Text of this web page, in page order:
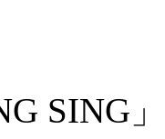
SING